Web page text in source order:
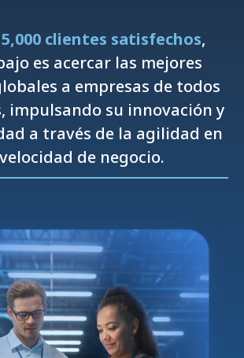
clientes satisfechos,
es acercar las mejores
a empresas de todos
impulsando su innovación y
a través de la agilidad en
de negocio.